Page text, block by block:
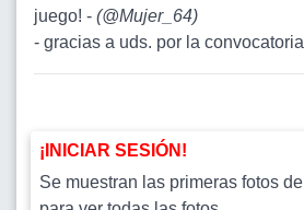
juego! - (@Mujer_64)
- gracias a uds. por la
¡INICIAR SESIÓN!
Se muestran las primeras fotos